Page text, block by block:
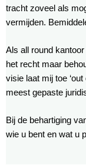
tracht zoveel als
vermijden.
Als all round
het recht maar
visie laat mij toe
meest gepaste
Bij de behartiging
wie u bent en wat u